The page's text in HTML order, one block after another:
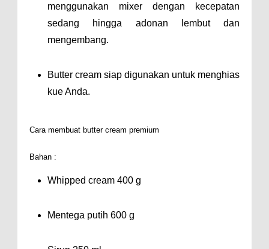
menggunakan mixer dengan kecepatan
sedang hingga adonan lembut dan
mengembang.
Butter cream siap digunakan untuk menghias
kue Anda.
Cara membuat butter cream premium
Bahan :
Whipped cream 400 g
Mentega putih 600 g